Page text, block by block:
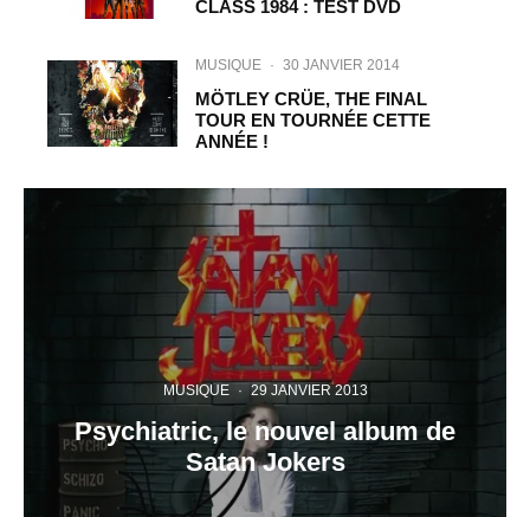
CLASS 1984 : TEST DVD
MUSIQUE · 30 JANVIER 2014
MÖTLEY CRÜE, THE FINAL
TOUR EN TOURNÉE CETTE
ANNÉE !
MUSIQUE · 29 JANVIER 2013
Psychiatric, le nouvel album de
Satan Jokers